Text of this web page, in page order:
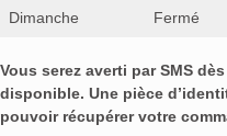
Dimanche Fermé
Vous serez averti par SMS
disponible. Une pièce
pouvoir récupérer votre